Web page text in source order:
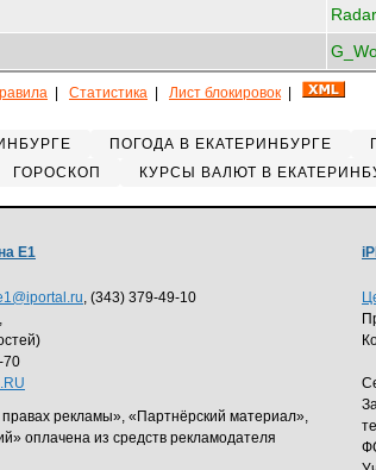
Radar
Статистика Лист блокировок
ПОГОДА В ЕКАТЕРИНБУРГЕ
ГОРОСКОП КУРСЫ ВАЛЮТ В
Е1
, (343) 379-49-10
70
рекламы», «Партнёрский материал»,
оплачена из средств рекламодателя